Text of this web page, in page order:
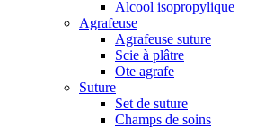
Alcool isopropylique
Agrafeuse
Agrafeuse suture
Scie à plâtre
Ote agrafe
Suture
Set de suture
Champs de soins